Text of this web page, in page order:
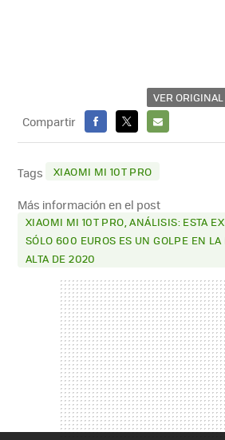
VER ORIGINAL
Compartir
FACEBOOK
X
E-
MAIL
Tags XIAOMI MI 10T PRO
Más información en el post
XIAOMI MI 10T PRO, ANÁLISIS: ESTA
SÓLO 600 EUROS ES UN GOLPE EN
ALTA DE 2020